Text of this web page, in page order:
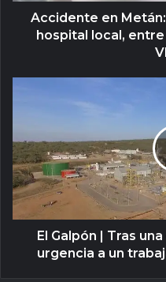
Accidente en
hospital local,
El Galpón | Tras
urgencia a un